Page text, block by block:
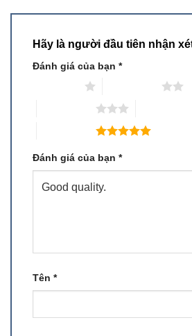
Hãy là người đầu tiên nhận
Đánh giá của bạn *
Đánh giá của bạn *
Tên *